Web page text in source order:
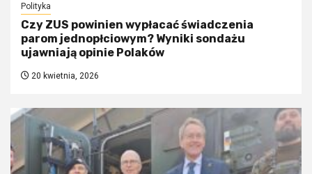
Polityka
Czy ZUS powinien wypłacać świadczenia
parom jednopłciowym? Wyniki sondażu
ujawniają opinie Polaków
20 kwietnia, 2026